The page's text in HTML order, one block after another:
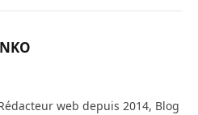
web depuis 2014, Blog